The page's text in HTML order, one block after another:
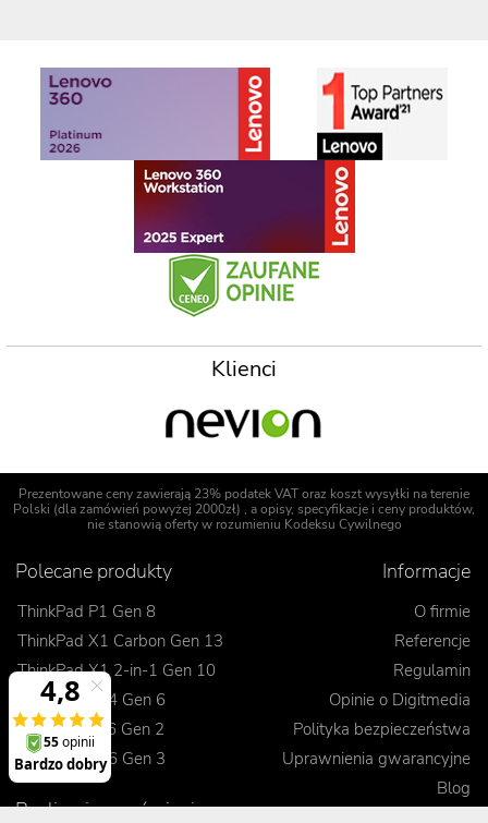
Klienci
Prezentowane ceny zawierają 23% podatek VAT oraz koszt wysyłki na terenie
Polski (dla zamówień powyżej 2000zł) , a opisy, specyfikacje i ceny produktów,
nie stanowią oferty w rozumieniu Kodeksu Cywilnego
Polecane produkty
ThinkPad P1 Gen 8
ThinkPad X1 Carbon Gen 13
ThinkPad X1 2-in-1 Gen 10
ThinkPad T14 Gen 6
ThinkPad L16 Gen 2
ThinkPad E16 Gen 3
Informacje
O firmie
Referencje
Regulamin
Opinie o Digitmedia
Polityka bezpieczeństwa
Uprawnienia gwarancyjne
Blog
Realizacje zamówienia